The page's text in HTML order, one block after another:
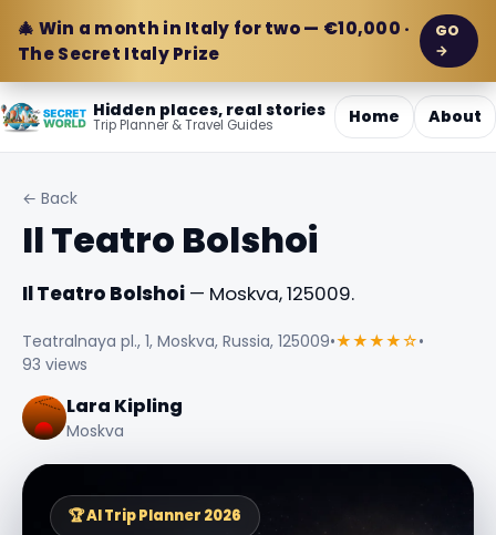
🎄 Win a month in Italy for two — €10,000 ·
The Secret Italy Prize
GO
→
Hidden places, real stories
Trip Planner & Travel Guides Home About
← Back
Il Teatro Bolshoi
Il Teatro Bolshoi — Moskva, 125009.
Teatralnaya pl., 1, Moskva, Russia, 125009•★★★★☆•
93 views
Lara Kipling
Moskva
🏆 AI Trip Planner 2026